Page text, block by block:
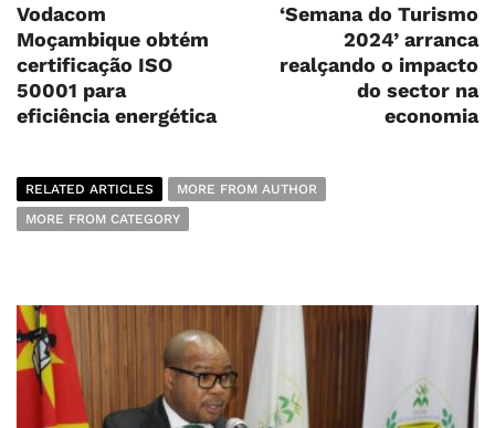
Vodacom
Moçambique obtém
certificação ISO
50001 para
eficiência energética
‘Semana do Turismo
2024’ arranca
realçando o impacto
do sector na
economia
RELATED ARTICLES
MORE FROM AUTHOR
MORE FROM CATEGORY